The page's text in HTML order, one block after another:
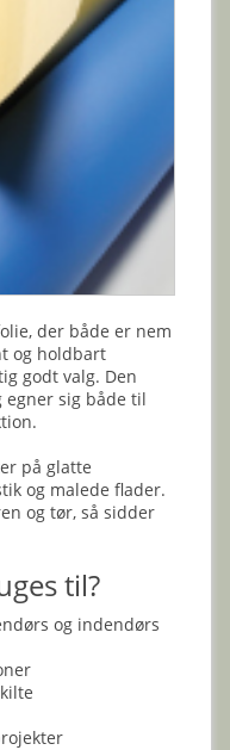
der både er nem
og holdbart
godt valg. Den
sig både til
på glatte
og malede flader.
og tør, så sidder
til?
og indendørs